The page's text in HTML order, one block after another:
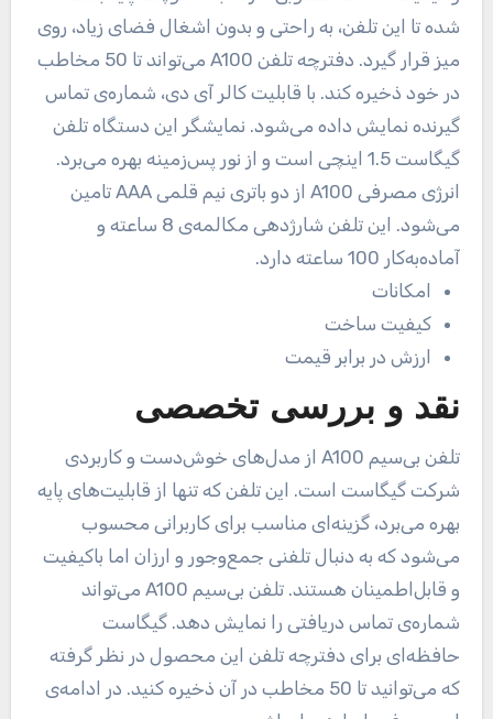
شده تا این تلفن، به راحتی و بدون اشغال فضای زیاد، روی
میز قرار گیرد. دفترچه تلفن A100 می‌تواند تا 50 مخاطب
در خود ذخیره کند. با قابلیت کالر آی دی، شماره‌ی تماس
گیرنده نمایش داده می‌شود. نمایشگر این دستگاه تلفن
گیگاست 1.5 اینچی است و از نور پس‌زمینه بهره‌ می‌برد.
انرژی مصرفی A100 از دو باتری نیم قلمی AAA تامین
می‌شود. این تلفن شارژدهی مکالمه‌ی 8 ساعته و
آماده‌به‌کار 100 ساعته دارد.
امکانات
کیفیت ساخت
ارزش در برابر قیمت
نقد و بررسی تخصصی
تلفن بی‌سیم A100 از مدل‌های خوش‌دست و کاربردی
شرکت گیگاست است. این تلفن که تنها از قابلیت‌های پایه
بهره می‌برد، گزینه‌ای مناسب برای کاربرانی محسوب
می‌شود که به دنبال تلفنی جمع‌وجور و ارزان اما باکیفیت
و قابل‌اطمینان هستند. تلفن بی‌سیم A100 می‌تواند
شماره‌ی تماس دریافتی را نمایش دهد. گیگاست
حافظه‌ای برای دفترچه تلفن این محصول در نظر گرفته
که می‌توانید تا 50 مخاطب در آن ذخیره کنید. در ادامه‌ی